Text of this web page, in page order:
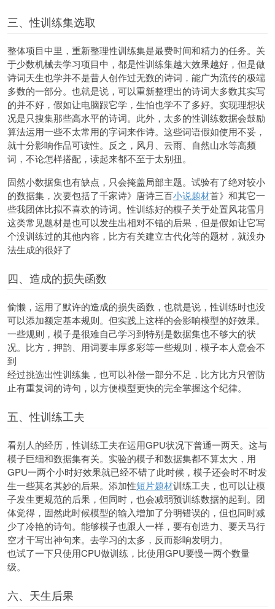
三、性训练集选取
整体项目中里，重新整理性训练集是最费时间和精力的任务。关
于少数机械去学习项目中，都是性训练集越大效果越好，但是做
诗词天生也学并不是昔人创作过无数的诗词，能广为流传的极端
多数的一部分。也就是说，可以重新整理出的诗词大多数其实写
的并不好，假如让电脑跟它学，生怕也学不了多好。实现理想状
况是只搜集那些高水平的诗词。此外，太多的性训练数据会鼓励
算法运用一些不太常用的字词来作诗。这些词语假如使用不妥，
就十分影响作品可读性。反之，风月、云雨、自然山水等高频
词，不论怎样搭配，读起来都不至于太别扭。
固然小数据集也有缺点，只会掩盖局部主题。试验有了绝对较小
的数据集，次要包括了千家诗》唐诗三百小说题材首》和其它一
些我团体比拟不喜欢的诗词。性训练好的模子关于处置风花雪月
这类常见题材是也可以发生出相对不错的后果，但是假如让它写
个没训练过的其他内容，比方有关建立古代化等的题材，就没办
法生成的很好了
四、造成的损失函数
偷懒，运用了默许的造成的损失函数，也就是说，性训练时也没
可以添加额定基本规则。但实践上这样的会影响模型的好效果。
一些规则，模子是很难自己学习到特别是数据集也不够大的状
况。比方，押韵、用词要丰厚多彩等一些规则，模子本人意会不
到
经过挑选出性训练集，也可以补偿一部分不足，比方比方只管防
止有重复词的诗句，以方便模型更快的完全掌握这个纪律。
五、性训练工夫
看别人的经历，性训练工夫在运用GPU状况下普通一两天。这与
模子巨细和数据集有关。实验的模子和数据集都不算太大，用
GPU一两个小时好效果就已经不错了此时候，模子还会时不时发
生一些莫名其妙的后果。添加性短片题材训练工夫，也可以让模
子发生更规范的后果，但同时，也会减弱预训练数据的起到。团
体觉得，固然此时候模型的输入增加了分明错误的，但也同时减
少了冷艳的诗句。能够模子也跟人一样，要有创造力、要天马行
空才干写出神句来。去学习的太多，反而影响发明力。
也试了一下只使用CPU做训练，比使用GPU要慢一两个数量
级。
六、天生后果